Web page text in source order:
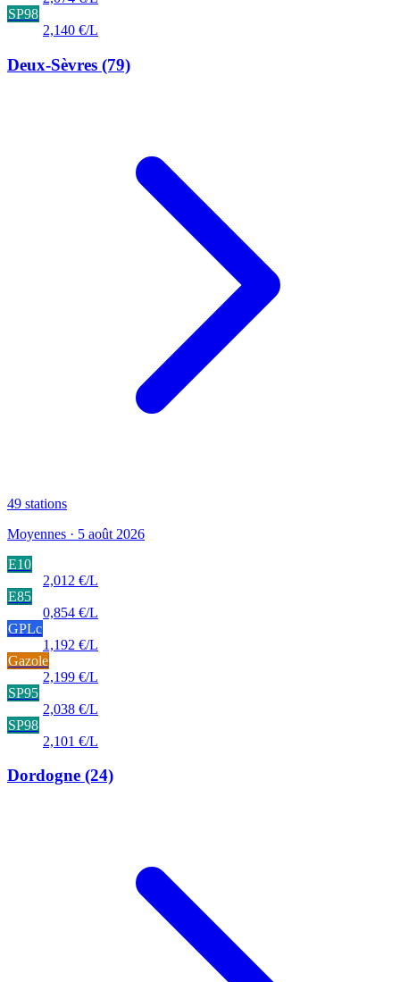
SP98
2,140 €/L
Deux-Sèvres (79)
49 stations
Moyennes · 5 août 2026
E10
2,012 €/L
E85
0,854 €/L
GPLc
1,192 €/L
Gazole
2,199 €/L
SP95
2,038 €/L
SP98
2,101 €/L
Dordogne (24)